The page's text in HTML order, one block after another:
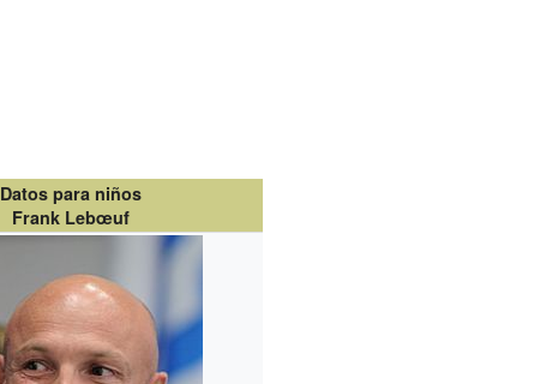
Datos para niños
Frank Lebœuf